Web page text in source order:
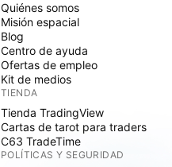
Quiénes somos
Misión espacial
Blog
Centro de ayuda
Ofertas de empleo
Kit de medios
TIENDA
Tienda TradingView
Cartas de tarot para traders
C63 TradeTime
POLÍTICAS Y SEGURIDAD